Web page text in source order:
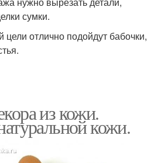
сумки.
отлично подойдут бабочки,
из кожи.
кожи.